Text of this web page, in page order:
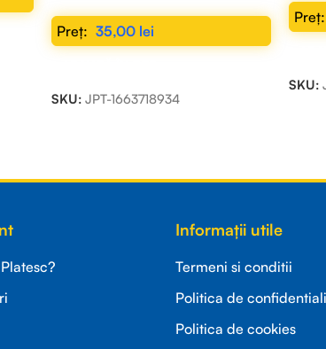
35,00 lei
SKU: JPT-1663718934
SKU:
Informații utile
Termeni si conditii
Politica de
Politica de cookies